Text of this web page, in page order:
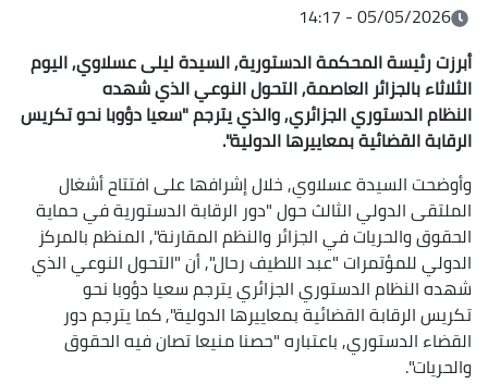
05/05/2026 - 14:17
أبرزت رئيسة المحكمة الدستورية, السيدة ليلى عسلاوي, اليوم
الثلاثاء بالجزائر العاصمة, التحول النوعي الذي شهده
النظام الدستوري الجزائري, والذي يترجم "سعيا دؤوبا نحو تكريس
الرقابة القضائية بمعاييرها الدولية".
وأوضحت السيدة عسلاوي, خلال إشرافها على افتتاح أشغال
الملتقى الدولي الثالث حول "دور الرقابة الدستورية في حماية
الحقوق والحريات في الجزائر والنظم المقارنة", المنظم بالمركز
الدولي للمؤتمرات "عبد اللطيف رحال", أن "التحول النوعي الذي
شهده النظام الدستوري الجزائري يترجم سعيا دؤوبا نحو
تكريس الرقابة القضائية بمعاييرها الدولية", كما يترجم دور
القضاء الدستوري, باعتباره "حصنا منيعا تصان فيه الحقوق
والحريات".